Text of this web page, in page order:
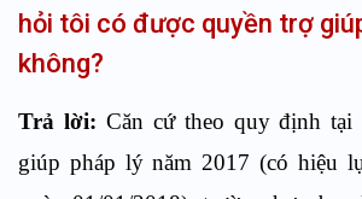
hỏi tôi có được quyền trợ
không?
Trả lời: Căn cứ theo quy định
giúp pháp lý năm 2017 (có hiệu